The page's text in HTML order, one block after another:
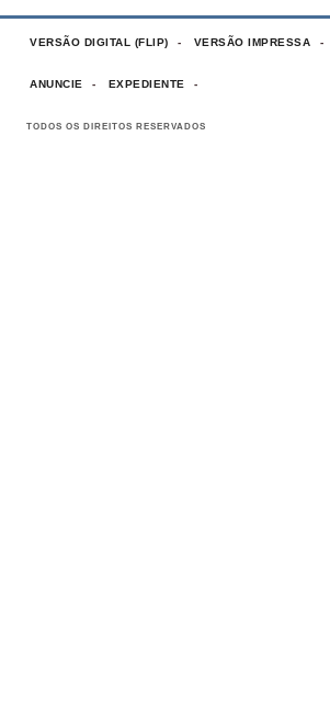
VERSÃO DIGITAL (FLIP) VERSÃO IMPRESSA
ANUNCIE EXPEDIENTE
TODOS OS DIREITOS RESERVADOS